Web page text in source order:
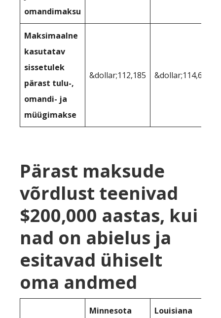
omandimaksu
Maksimaalne
kasutatav
sissetulek
pärast tulu-,
omandi- ja
müügimakse
&dollar;112,185 &dollar;114,623
Pärast maksude
võrdlust teenivad
$200,000 aastas, kui
nad on abielus ja
esitavad ühiselt
oma andmed
Minnesota Louisiana